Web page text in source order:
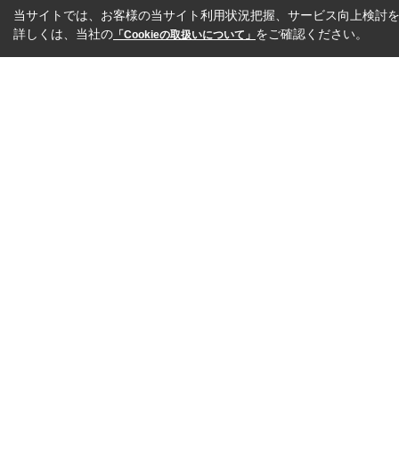
当サイトでは、お客様の当サイト利用状況把握、サービス向上検討
詳しくは、当社の 「Cookieの取扱いについて」 をご確認ください。